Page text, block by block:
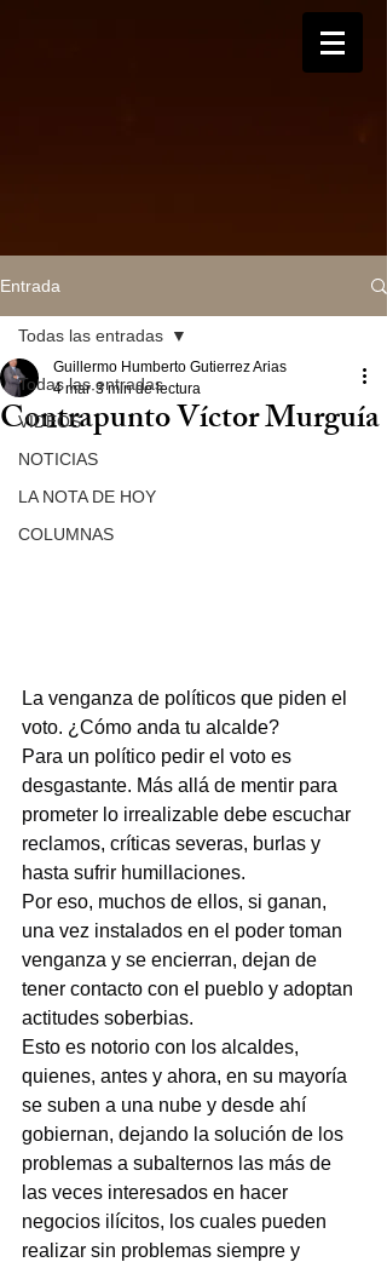
Entrada
Todas las entradas
VIDEOS
NOTICIAS
LA NOTA DE HOY
COLUMNAS
Todas las entradas
Contrapunto Víctor Murguía
Guillermo Humberto Gutierrez Arias
4 mar 3 min de lectura
La venganza de políticos que piden el
voto. ¿Cómo anda tu alcalde?
Para un político pedir el voto es
desgastante. Más allá de mentir para
prometer lo irrealizable debe escuchar
reclamos, críticas severas, burlas y
hasta sufrir humillaciones.
Por eso, muchos de ellos, si ganan,
una vez instalados en el poder toman
venganza y se encierran, dejan de
tener contacto con el pueblo y adoptan
actitudes soberbias.
Esto es notorio con los alcaldes,
quienes, antes y ahora, en su mayoría
se suben a una nube y desde ahí
gobiernan, dejando la solución de los
problemas a subalternos las más de
las veces interesados en hacer
negocios ilícitos, los cuales pueden
realizar sin problemas siempre y